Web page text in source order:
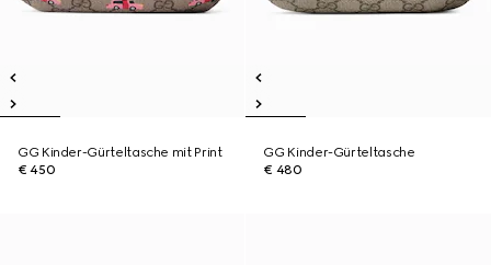
GG Kinder-Gürteltasche mit Print
€ 450
GG Kinder-Gürteltasche
€ 480